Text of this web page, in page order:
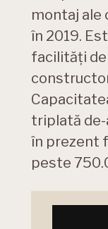
montaj
în 2019.
facilități
triplată de-
în prezent
peste